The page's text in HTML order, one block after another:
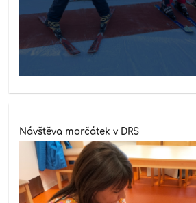
Návštěva morčátek v DRS